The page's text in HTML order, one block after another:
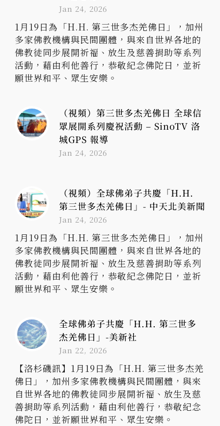
Jan 24, 2026
1月19日為「H.H. 第三世多杰羌佛日」，加州
多家佛教機構與民間團體，與來自世界各地的
佛教徒同步展開祈福、放生及慈善捐助等系列
活動，藉由利他善行，恭敬紀念佛陀日，並祈
願世界和平、眾生安樂。
（視頻）第三世多杰羌佛日 全球信
眾展開系列慶祝活動 – SinoTV 洛
城GPS 報導
Jan 24, 2026
（視頻）全球佛弟子共慶「H.H.
第三世多杰羌佛日」- 中天北美新聞
Jan 24, 2026
1月19日為「H.H. 第三世多杰羌佛日」，加州
多家佛教機構與民間團體，與來自世界各地的
佛教徒同步展開祈福、放生及慈善捐助等系列
活動，藉由利他善行，恭敬紀念佛陀日，並祈
願世界和平、眾生安樂。
全球佛弟子共慶「H.H. 第三世多
杰羌佛日」-美新社
Jan 22, 2026
【洛杉磯訊】1月19日為「H.H. 第三世多杰羌
佛日」，加州多家佛教機構與民間團體，與來
自世界各地的佛教徒同步展開祈福、放生及慈
善捐助等系列活動，藉由利他善行，恭敬紀念
佛陀日，並祈願世界和平、眾生安樂。